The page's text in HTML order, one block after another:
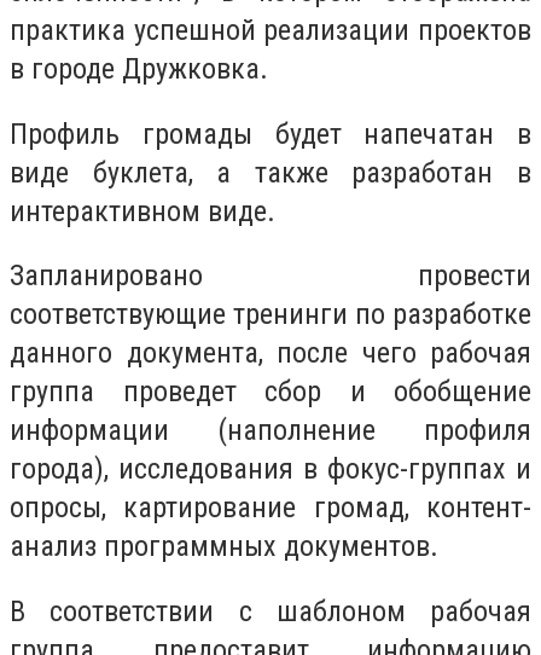
практика успешной реализации проектов
в городе Дружковка.
Профиль громады будет напечатан в
виде буклета, а также разработан в
интерактивном виде.
Запланировано провести
соответствующие тренинги по разработке
данного документа, после чего рабочая
группа проведет сбор и обобщение
информации (наполнение профиля
города), исследования в фокус-группах и
опросы, картирование громад, контент-
анализ программных документов.
В соответствии с шаблоном рабочая